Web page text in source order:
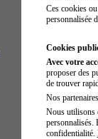
Ces cookies
personnalisée
Cookies
Avec votre
proposer des
de trouver
Nos
Nous utilisons
personnalisés.
confidentialité.